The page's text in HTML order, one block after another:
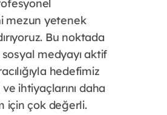
mezun yetenek
Bu noktada
medyayı aktif
hedefimiz
ihtiyaçlarını daha
için çok değerli.